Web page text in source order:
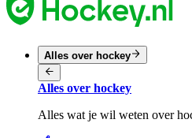
Alles over hockey
Alles over hockey
Alles wat je wil weten over